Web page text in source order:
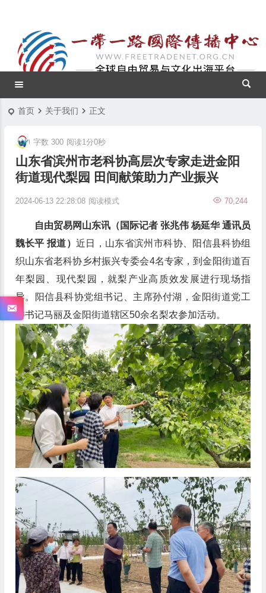
首页 关于我们 正文
山东省滨州市老科协高层次专家走进金阳
街道现代梨园 田间献策助力产业振兴
2024-06-13 22:28:08 70,244
字数 300 阅读1分0秒
阅读模式
自由贸易网山东讯（国际记者 张兆伟 杨延华 通讯员
魏长平 报道）近日，山东省滨州市科协、阳信县科协组
织山东省老科协乡村振兴专委会4名专家，到金阳街道百
年梨园、现代梨园，就梨产业高质效发展进行现场指
导。阳信县科协党组书记、主席孙付湖，金阳街道党工
委书记马丽及金阳街道辖区50余名梨农参加活动。